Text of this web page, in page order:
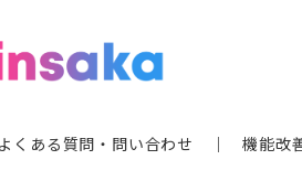
よくある質問・問い合わせ ｜機能改